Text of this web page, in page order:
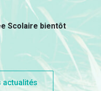
Scolaire bientôt
actualités